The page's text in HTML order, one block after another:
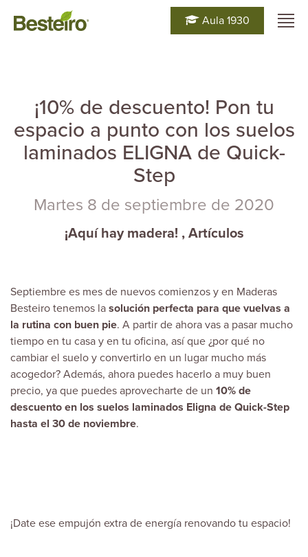
Aula 1930
¡10% de descuento! Pon tu
espacio a punto con los suelos
laminados ELIGNA de Quick-
Step
Martes 8 de septiembre de 2020
¡Aquí hay madera! , Artículos
Septiembre es mes de nuevos comienzos y en Maderas
Besteiro tenemos la solución perfecta para que vuelvas a
la rutina con buen pie. A partir de ahora vas a pasar mucho
tiempo en tu casa y en tu oficina, así que ¿por qué no
cambiar el suelo y convertirlo en un lugar mucho más
acogedor? Además, ahora puedes hacerlo a muy buen
precio, ya que puedes aprovecharte de un 10% de
descuento en los suelos laminados Eligna de Quick-Step
hasta el 30 de noviembre.
¡Date ese empujón extra de energía renovando tu espacio!